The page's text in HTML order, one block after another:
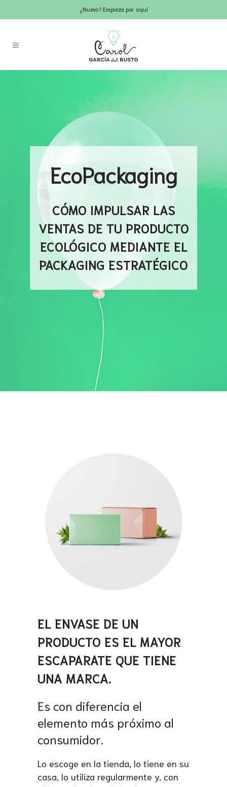
¿Nuevo? Empieza por aquí
EcoPackaging
CÓMO IMPULSAR LAS
VENTAS DE TU PRODUCTO
ECOLÓGICO MEDIANTE EL
PACKAGING ESTRATÉGICO
EL ENVASE DE UN
PRODUCTO ES EL MAYOR
ESCAPARATE QUE TIENE
UNA MARCA.
Es con diferencia el
elemento más próximo al
consumidor.
Lo escoge en la tienda, lo tiene en su
casa, lo utiliza regularmente y, con